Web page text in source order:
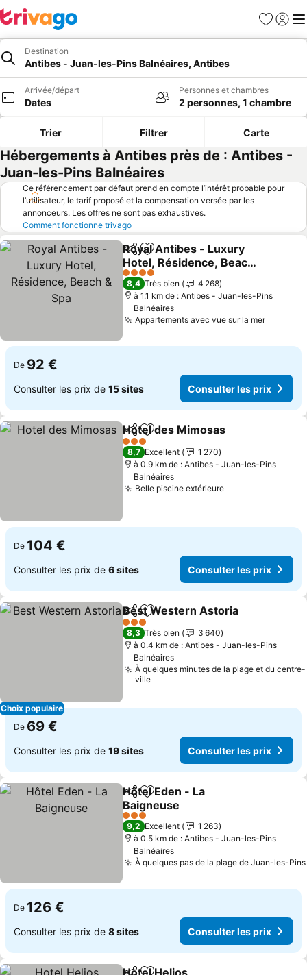
Favoris
Se
Destination
Antibes - Juan-les-Pins Balnéaires, Antibes
Arrivée/départ
Dates
Personnes et chambres
2 personnes, 1 chambre
Trier Filtrer Carte
Hébergements à Antibes près de : Antibes -
Juan-les-Pins Balnéaires
Ce référencement par défaut prend en compte l’intérêt probable pour
l’utilisateur, le tarif proposé et la compensation versée par les
annonceurs. Les offres ne sont pas exhaustives.
Comment fonctionne trivago
PartagerAjouter à mes favoris
Royal Antibes - Luxury
Hotel, Résidence, Beach
& Spa
Consulter les prix
4 Étoiles
8,4 Très bien
4 268
à 1.1 km de : Antibes - Juan-les-Pins
Balnéaires
Appartements avec vue sur la mer
De 92 €
Consulter les prix de 15 sites Consulter les prix
PartagerAjouter à mes favoris
Hotel des Mimosas
3 Étoiles
8,7 Excellent
1 270
à 0.9 km de : Antibes - Juan-les-Pins
Balnéaires
Belle piscine extérieureConsulter les
De 104 €
Consulter les prix de 6 sites Consulter les prix
Choix populaire
PartagerAjouter à mes favoris
Best Western Astoria
3 Étoiles
8,3 Très bien
3 640
à 0.4 km de : Antibes - Juan-les-Pins
Balnéaires
À quelques minutes de la plage et du centre-
ville
De 69 €
Consulter les prix de 19 sites Consulter les prix
PartagerAjouter à mes favoris
Hôtel Eden - La
Baigneuse
Consulter les prix
3 Étoiles
9,2 Excellent
1 263
à 0.5 km de : Antibes - Juan-les-Pins
Balnéaires
À quelques pas de la plage de Juan-les-Pins
De 126 €
Consulter les prix de 8 sites Consulter les prix
Hotel Helios